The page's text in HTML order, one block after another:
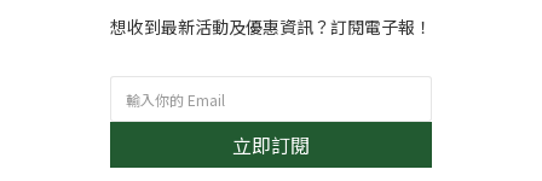
想收到最新活動及優惠資訊？訂閱電子報！
立即訂閱